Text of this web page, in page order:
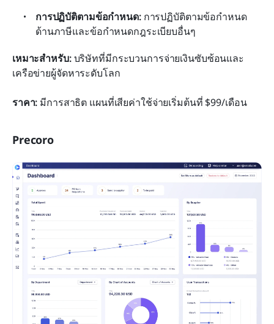
การปฏิบัติตามข้อกำหนด: การปฏิบัติตามข้อกำหนด
ด้านภาษีและข้อกำหนดกฎระเบียบอื่นๆ
เหมาะสำหรับ: บริษัทที่มีกระบวนการจ่ายเงินซับซ้อนและ
เครือข่ายผู้จัดหาระดับโลก
ราคา: มีการสาธิต แผนที่เสียค่าใช้จ่ายเริ่มต้นที่ $99/เดือน
Precoro